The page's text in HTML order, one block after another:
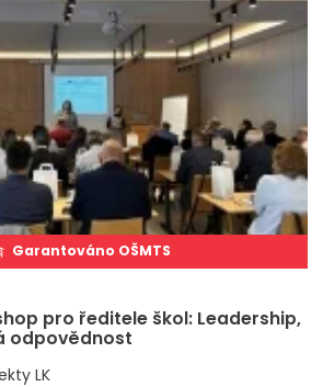
Garantováno OŠMTS
pro ředitele škol: Leadership,
odpovědnost
LK